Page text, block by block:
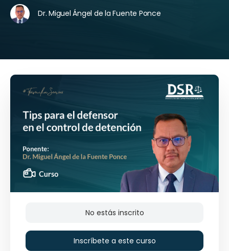
Dr. Miguel Ángel de la Fuente Ponce
No estás inscrito
Inscríbete a este curso